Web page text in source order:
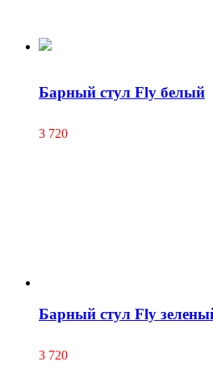
Барный стул Fly белый
3 720
Барный стул Fly
3 720